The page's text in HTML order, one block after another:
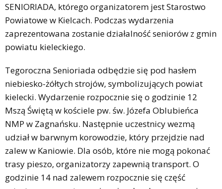
SENIORIADA, którego organizatorem jest Starostwo
Powiatowe w Kielcach. Podczas wydarzenia
zaprezentowana zostanie działalność seniorów z gmin
powiatu kieleckiego.
Tegoroczna Senioriada odbędzie się pod hasłem
niebiesko-żółtych strojów, symbolizujących powiat
kielecki. Wydarzenie rozpocznie się o godzinie 12
Mszą Świętą w kościele pw. św. Józefa Oblubieńca
NMP w Zagnańsku. Następnie uczestnicy wezmą
udział w barwnym korowodzie, który przejdzie nad
zalew w Kaniowie. Dla osób, które nie mogą pokonać
trasy pieszo, organizatorzy zapewnią transport. O
godzinie 14 nad zalewem rozpocznie się część